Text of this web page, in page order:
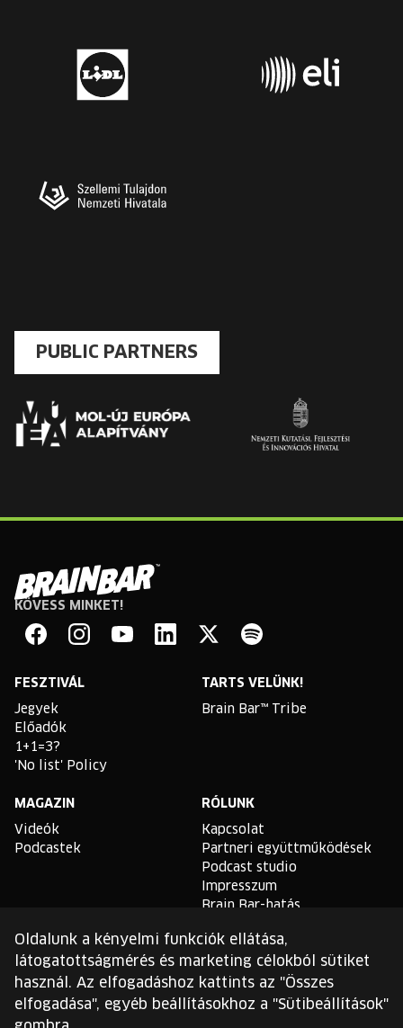
PUBLIC PARTNERS
Brain
Bar
KÖVESS MINKET!
FESZTIVÁL
Jegyek
Előadók
1+1=3?
'No list' Policy
TARTS VELÜNK!
Brain Bar™ Tribe
MAGAZIN
Videók
Podcastek
RÓLUNK
Kapcsolat
Partneri együttműködések
Podcast studio
Impresszum
Brain Bar-hatás
TLDR
Általános Szerződési
Feltételek
Sütikezelési Szabályzat
Oldalunk a kényelmi funkciók ellátása,
látogatottságmérés és marketing célokból sütiket
használ. Az elfogadáshoz kattints az "Összes
elfogadása", egyéb beállításokhoz a "Sütibeállítások"